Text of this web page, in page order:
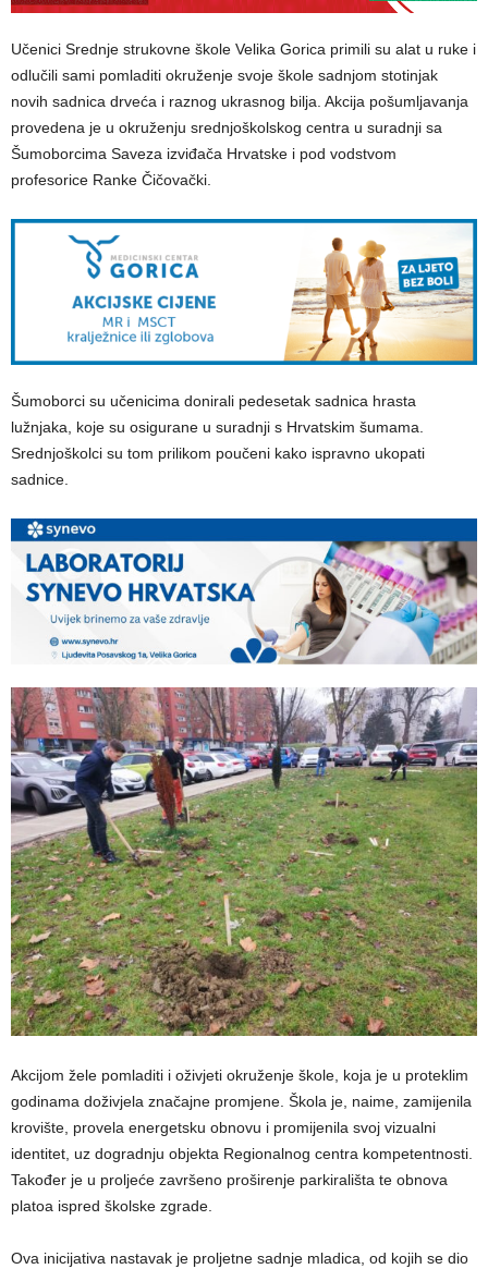
Učenici Srednje strukovne škole Velika Gorica primili su alat u ruke i
odlučili sami pomladiti okruženje svoje škole sadnjom stotinjak
novih sadnica drveća i raznog ukrasnog bilja. Akcija pošumljavanja
provedena je u okruženju srednjoškolskog centra u suradnji sa
Šumoborcima Saveza izviđača Hrvatske i pod vodstvom
profesorice Ranke Čičovački.
Šumoborci su učenicima donirali pedesetak sadnica hrasta
lužnjaka, koje su osigurane u suradnji s Hrvatskim šumama.
Srednjoškolci su tom prilikom poučeni kako ispravno ukopati
sadnice.
Akcijom žele pomladiti i oživjeti okruženje škole, koja je u proteklim
godinama doživjela značajne promjene. Škola je, naime, zamijenila
krovište, provela energetsku obnovu i promijenila svoj vizualni
identitet, uz dogradnju objekta Regionalnog centra kompetentnosti.
Također je u proljeće završeno proširenje parkirališta te obnova
platoa ispred školske zgrade.
Ova inicijativa nastavak je proljetne sadnje mladica, od kojih se dio